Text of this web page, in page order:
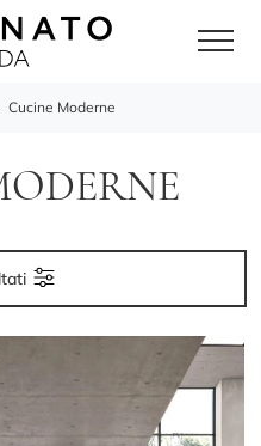
Cucine Moderne